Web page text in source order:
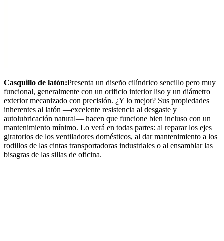
Casquillo de latón:Presenta un diseño cilíndrico sencillo pero muy
funcional, generalmente con un orificio interior liso y un diámetro
exterior mecanizado con precisión. ¿Y lo mejor? Sus propiedades
inherentes al latón —excelente resistencia al desgaste y
autolubricación natural— hacen que funcione bien incluso con un
mantenimiento mínimo. Lo verá en todas partes: al reparar los ejes
giratorios de los ventiladores domésticos, al dar mantenimiento a los
rodillos de las cintas transportadoras industriales o al ensamblar las
bisagras de las sillas de oficina.